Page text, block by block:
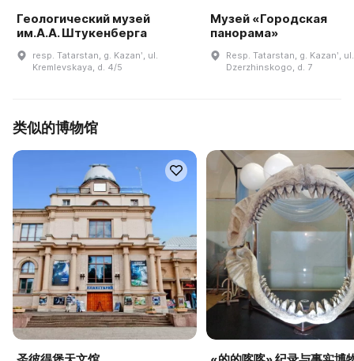
Геологический музей
им.А.А. Штукенберга
resp. Tatarstan, g. Kazanʹ, ul.
Kremlevskaya, d. 4/5
Музей «Городская
панорама»
Resp. Tatarstan, g. Kazanʹ, ul.
Dzerzhinskogo, d. 7
类似的博物馆